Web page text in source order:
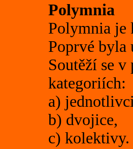
Polymnia
Polymnia je
Poprvé byla
Soutěží se
kategoriích:
a)
b) dvojice,
c) kolektivy.